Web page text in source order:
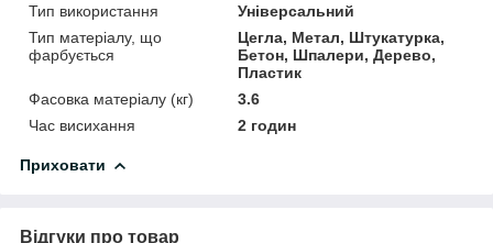
Тип використання
Універсальний
Тип матеріалу, що
фарбується
Цегла, Метал, Штукатурка,
Бетон, Шпалери, Дерево,
Пластик
Фасовка матеріалу (кг)
3.6
Час висихання
2 годин
Приховати
Відгуки про товар